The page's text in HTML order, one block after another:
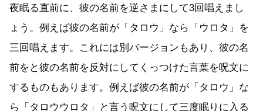
夜眠る直前に、彼の名前を逆さまにして3回唱えまし
ょう。例えば彼の名前が「タロウ」なら「ウロタ」を
三回唱えます。これには別バージョンもあり、彼の名
前をと彼の名前を反対にしてくっつけた言葉を呪文に
するものもあります。例えば彼の名前が「タロウ」な
ら「タロウウロタ」と言う呪文にして三度眠りに入る